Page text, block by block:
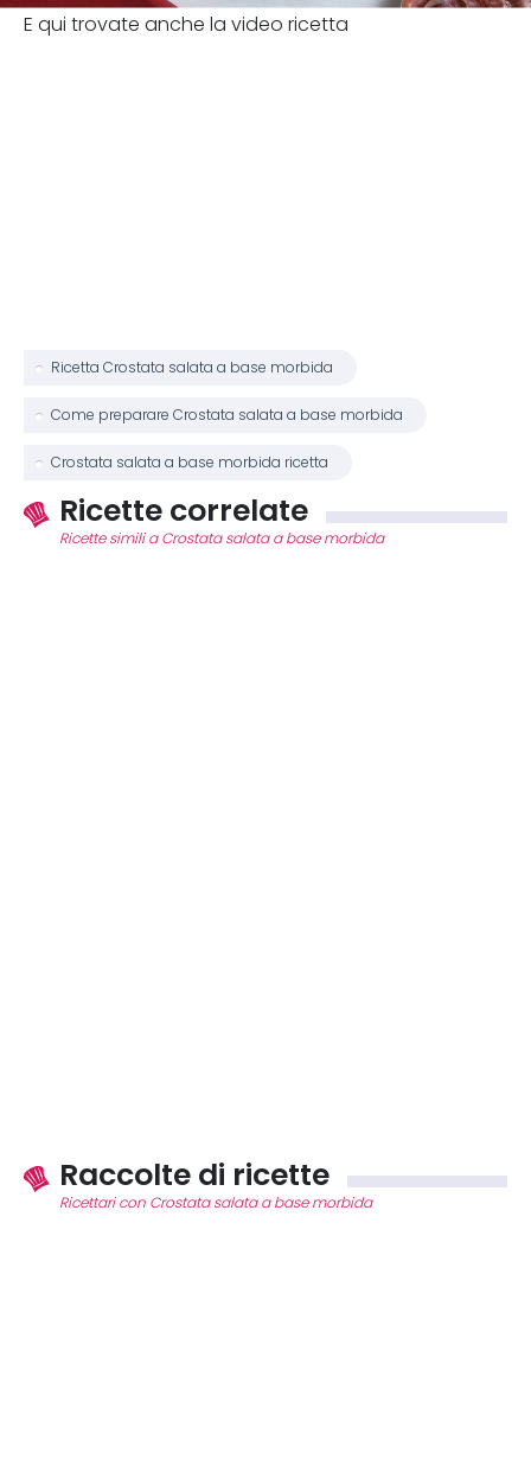
E qui trovate anche la video ricetta
Ricetta Crostata salata a base morbida
Come preparare Crostata salata a base morbida
Crostata salata a base morbida ricetta
Ricette correlate
Ricette simili a Crostata salata a base morbida
Raccolte di ricette
Ricettari con Crostata salata a base morbida